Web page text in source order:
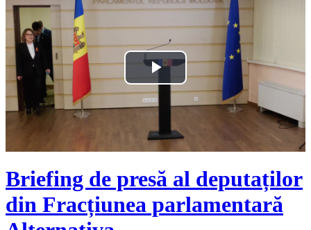
Play
Video
Briefing de presă al deputaților
din Fracțiunea parlamentară